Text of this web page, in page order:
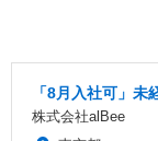
「8月入社可」
株式会社alBee